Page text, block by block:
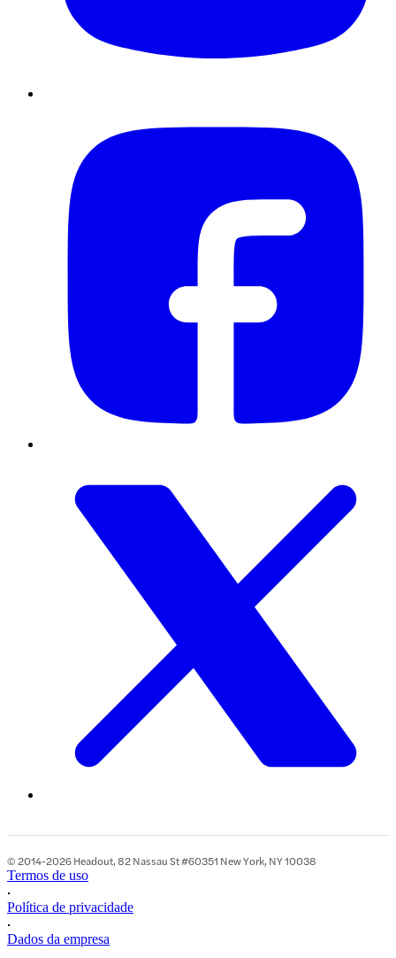
© 2014-2026 Headout, 82 Nassau St #60351 New York, NY 10038
Termos de uso
•
Política de privacidade
•
Dados da empresa